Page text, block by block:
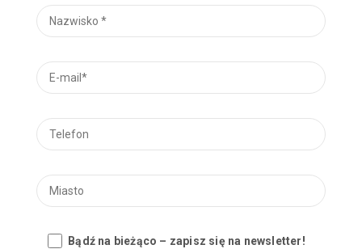
Bądź na bieżąco – zapisz się na newsletter!